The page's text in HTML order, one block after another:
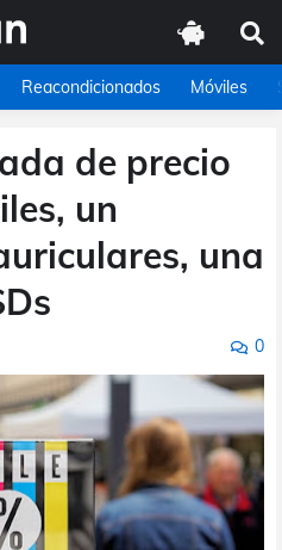
Reacondicionados Móviles
de precio
un
una
0